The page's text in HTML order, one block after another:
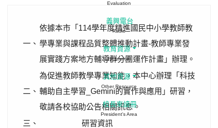
一、
依據本市「114學年度精進國民中小學教師教
學專業與課程品質整體推動計畫-教師專業發
展實踐方案地方輔導群分團運作計畫」辦理。
二、
為促進教師教學專業知能，本中心辦理「科技
輔助自主學習_Gemini的實作與應用」研習，
敬請各校協助公告相關訊息。
三、
研習資訊
Evaluation
義興電台
Radio
教育資源
Resource
其他資源
Other Resource
校長來讀冊
President's Area